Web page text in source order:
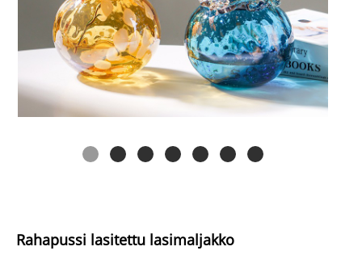
Rahapussi lasitettu lasimaljakko